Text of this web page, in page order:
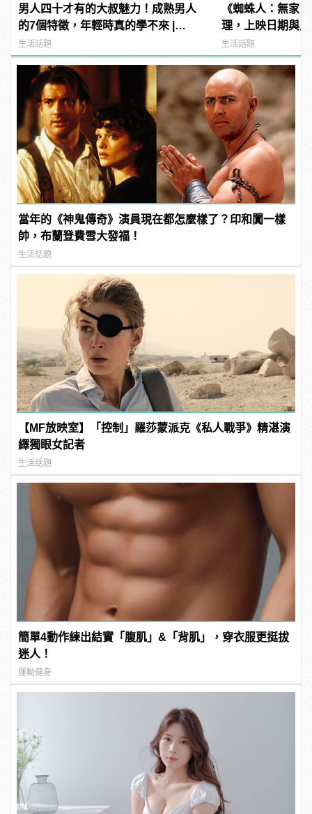
男人四十才有的大叔魅力！成熟男人
的7個特徵，年輕時真的學不來 |
manfashion這樣變型男
生活話題
《蜘蛛人：無家
理，上映日期與
姆霍蘭德去向......
生活話題
當年的《神鬼傳奇》演員現在都怎麼樣了？印和闐一樣
帥，布蘭登費雪大發福！
生活話題
【MF放映室】「控制」羅莎蒙派克《私人戰爭》精湛演
繹獨眼女記者
生活話題
簡單4動作練出結實「腹肌」&「背肌」，穿衣服更挺拔
迷人！
運動健身